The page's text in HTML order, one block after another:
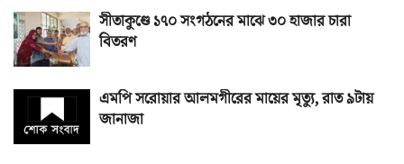
সীতাকুণ্ডে ১৭০ সংগঠনের মাঝে ৩০ হাজার চারা
বিতরণ
এমপি সরোয়ার আলমগীরের মায়ের মৃত্যু, রাত ৯টায়
জানাজা